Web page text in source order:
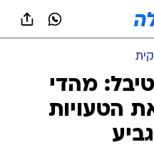
מהדי
הטעויות